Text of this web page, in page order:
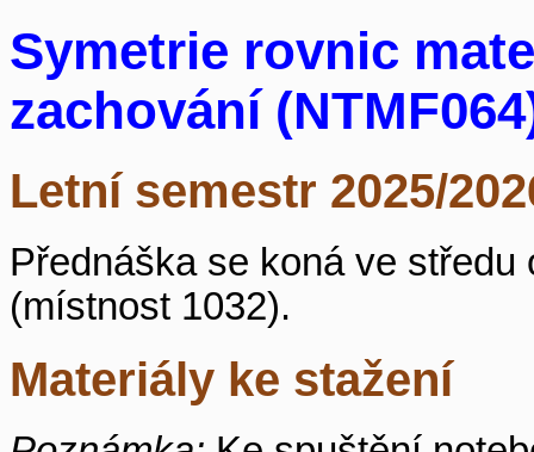
Symetrie rovnic
zachování
Letní semestr 2025/
Přednáška se koná ve
(místnost 1032).
Materiály ke stažení